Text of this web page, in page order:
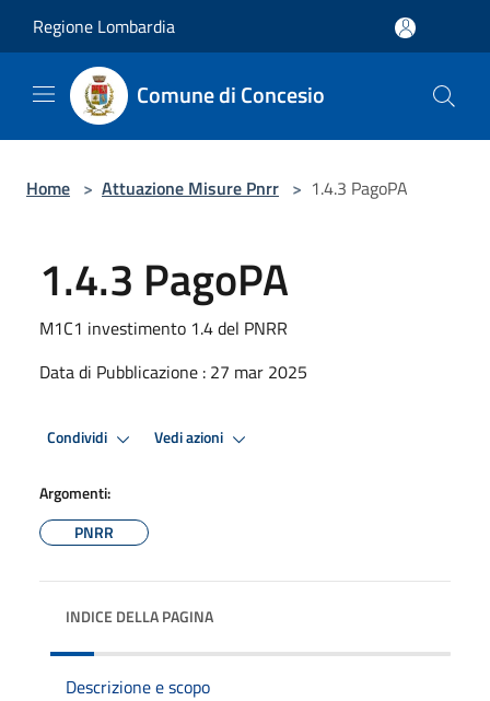
Regione Lombardia
Comune di Concesio
Home > Attuazione Misure Pnrr > 1.4.3 PagoPA
1.4.3 PagoPA
M1C1 investimento 1.4 del PNRR
Data di Pubblicazione : 27 mar 2025
Condividi Vedi azioni
Argomenti:
PNRR
INDICE DELLA PAGINA
Descrizione e scopo